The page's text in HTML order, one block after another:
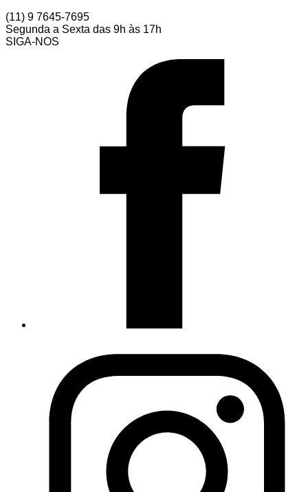
(11) 9 7645-7695
Segunda a Sexta das 9h às 17h
SIGA-NOS